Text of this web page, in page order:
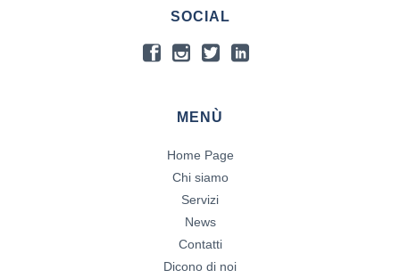
SOCIAL
MENÙ
Home Page
Chi siamo
Servizi
News
Contatti
Dicono di noi